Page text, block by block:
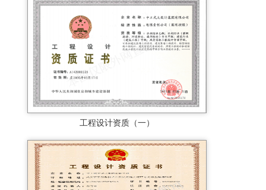
工程设计资质（一）